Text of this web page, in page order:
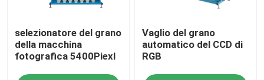
selezionatore del grano
della macchina
fotografica 5400Piexl
Vaglio del grano
automatico del CCD di
RGB